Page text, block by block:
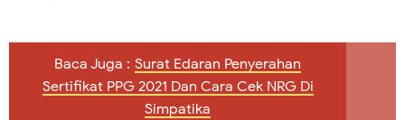
Baca Juga : Surat Edaran Penyerahan
Sertifikat PPG 2021 Dan Cara Cek NRG Di
Simpatika